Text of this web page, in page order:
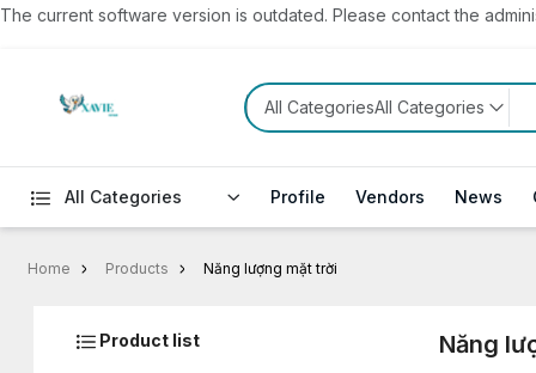
The current software version is outdated. Please contact the
All CategoriesAll Categories
All Categories Profile Vendors News
Home Products Năng lượng mặt trời
Product list Năng